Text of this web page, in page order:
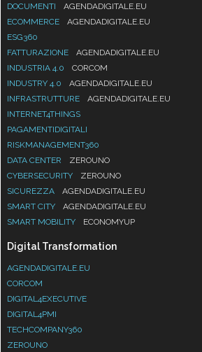
DOCUMENTI
AGENDADIGITALE.EU
ECOMMERCE
AGENDADIGITALE.EU
ESG360
FATTURAZIONE
AGENDADIGITALE.EU
INDUSTRIA 4.0
CORCOM
INDUSTRY 4.0
AGENDADIGITALE.EU
INFRASTRUTTURE
AGENDADIGITALE.EU
INTERNET4THINGS
PAGAMENTIDIGITALI
RISKMANAGEMENT360
DATA CENTER
ZEROUNO
CYBERSECURITY
ZEROUNO
SICUREZZA
AGENDADIGITALE.EU
SMART CITY
AGENDADIGITALE.EU
SMART MOBILITY
ECONOMYUP
Digital Transformation
AGENDADIGITALE.EU
CORCOM
DIGITAL4EXECUTIVE
DIGITAL4PMI
TECHCOMPANY360
ZEROUNO